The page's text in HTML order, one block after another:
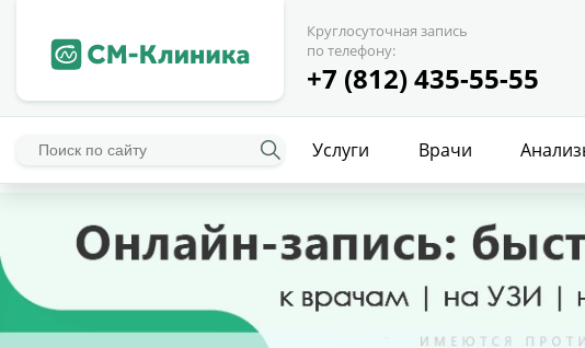
Круглосуточная запись
по телефону:
+7 (812) 435-55-55
Услуги Врачи